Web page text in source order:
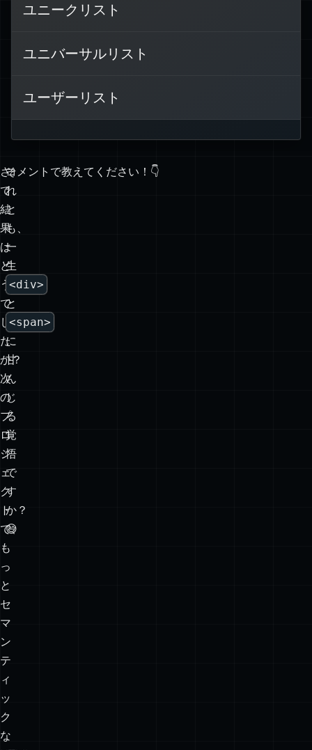
ユニークリスト
ユニバーサルリスト
ユーザーリスト
項目は通常箇条書きで表示されます。
さ
て、
結
果
は
ど
う
で
し
た
か？
次
の
プ
ロ
ジ
ェ
ク
ト
で、
も
っ
と
セ
マ
ン
テ
ィ
ッ
ク
な
そ
れ
と
も、
一
生
<div>
と
<span>
に
甘
ん
じ
る
覚
悟
で
す
か？
😅
コメントで教えてください！👇